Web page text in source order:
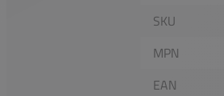
SKU
MPN
EAN